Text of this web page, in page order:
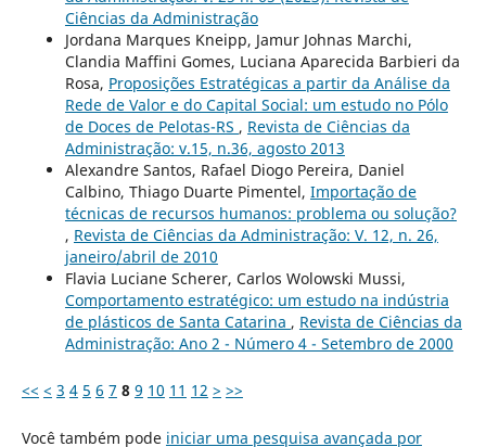
Ciências da Administração
Jordana Marques Kneipp, Jamur Johnas Marchi,
Clandia Maffini Gomes, Luciana Aparecida Barbieri da
Rosa, Proposições Estratégicas a partir da Análise da
Rede de Valor e do Capital Social: um estudo no Pólo
de Doces de Pelotas-RS , Revista de Ciências da
Administração: v.15, n.36, agosto 2013
Alexandre Santos, Rafael Diogo Pereira, Daniel
Calbino, Thiago Duarte Pimentel, Importação de
técnicas de recursos humanos: problema ou solução?
, Revista de Ciências da Administração: V. 12, n. 26,
janeiro/abril de 2010
Flavia Luciane Scherer, Carlos Wolowski Mussi,
Comportamento estratégico: um estudo na indústria
de plásticos de Santa Catarina , Revista de Ciências da
Administração: Ano 2 - Número 4 - Setembro de 2000
<< < 3 4 5 6 7 8 9 10 11 12 > >>
Você também pode iniciar uma pesquisa avançada por